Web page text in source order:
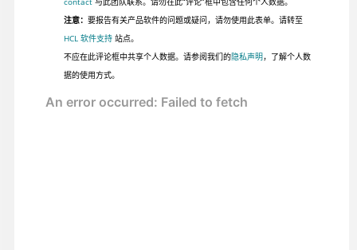
注意： 要报告有关产品软件的问题或疑问，请勿使用此表单。请转至
HCL 软件支持站点。
不应在此评论框中共享个人数据。请参阅我们的隐私声明，了解个人数
据的使用方式。